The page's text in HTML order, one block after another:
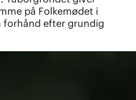
på Folkemødet i
forhånd efter grundig